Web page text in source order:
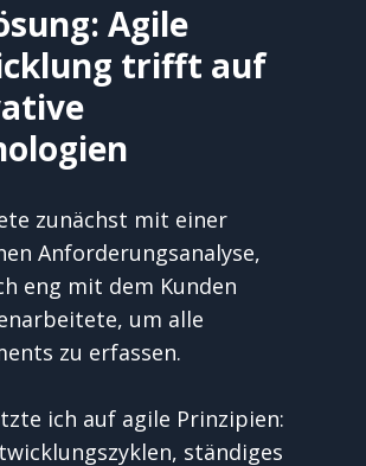
Agile
trifft auf
zunächst mit einer
Anforderungsanalyse,
eng mit dem Kunden
um alle
zu erfassen.
ich auf agile Prinzipien:
ständiges